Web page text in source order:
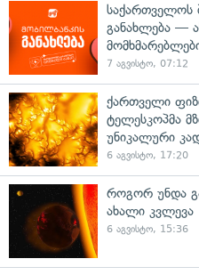
საქართველოს
განახლება —
7 აგვისტო, 07:12
ქართველი
ტელესკოპმა
უნიკალური
6 აგვისტო, 17:20
როგორ უნდა
ახალი კვლევა
6 აგვისტო, 15:36